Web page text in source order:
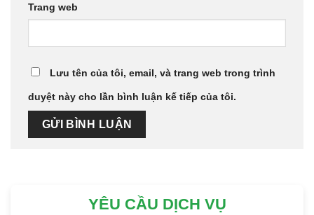
Trang web
Lưu tên của tôi, email, và trang web trong trình
duyệt này cho lần bình luận kế tiếp của tôi.
YÊU CẦU DỊCH VỤ